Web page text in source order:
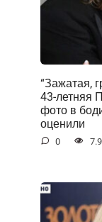
“Зажатая,
43-летняя
фото в
оценили
0